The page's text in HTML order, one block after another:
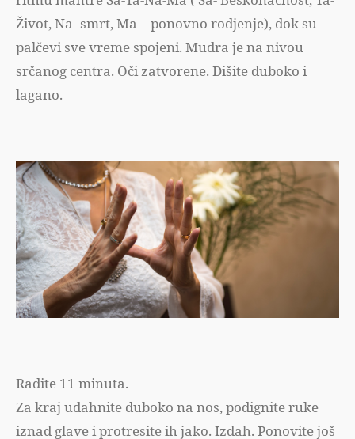
Život, Na- smrt, Ma – ponovno rodjenje), dok su
palčevi sve vreme spojeni. Mudra je na nivou
srčanog centra. Oči zatvorene. Dišite duboko i
lagano.
Radite 11 minuta.
Za kraj udahnite duboko na nos, podignite ruke
iznad glave i protresite ih jako. Izdah. Ponovite još